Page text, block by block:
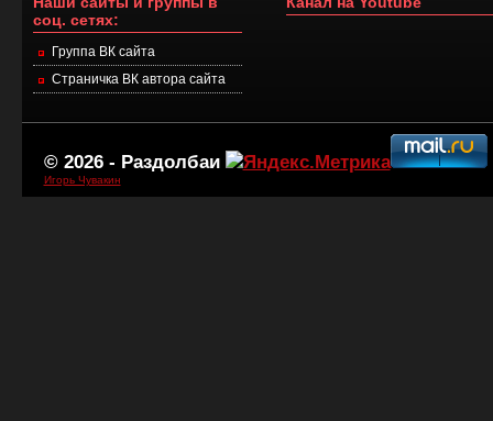
соц. сетях:
Группа ВК сайта
Страничка ВК автора сайта
© 2026 - Раздолбаи
Игорь Чувакин